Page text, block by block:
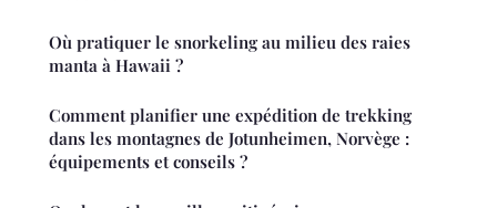
Où pratiquer le snorkeling au milieu des raies
manta à Hawaii ?
Comment planifier une expédition de trekking
dans les montagnes de Jotunheimen, Norvège :
équipements et conseils ?